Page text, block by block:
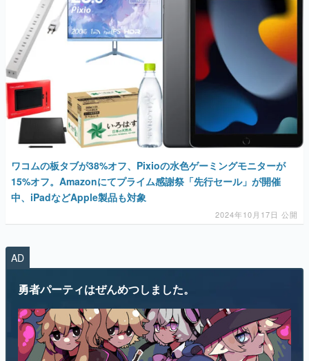
ワコムの板タブが38%オフ、Pixioの水色ゲーミングモニターが
15%オフ。Amazonにてプライム感謝祭「先行セール」が開催
中、iPadなどApple製品も対象
2024年10月17日 公開
AD
勇者パーティはぜんめつしました。